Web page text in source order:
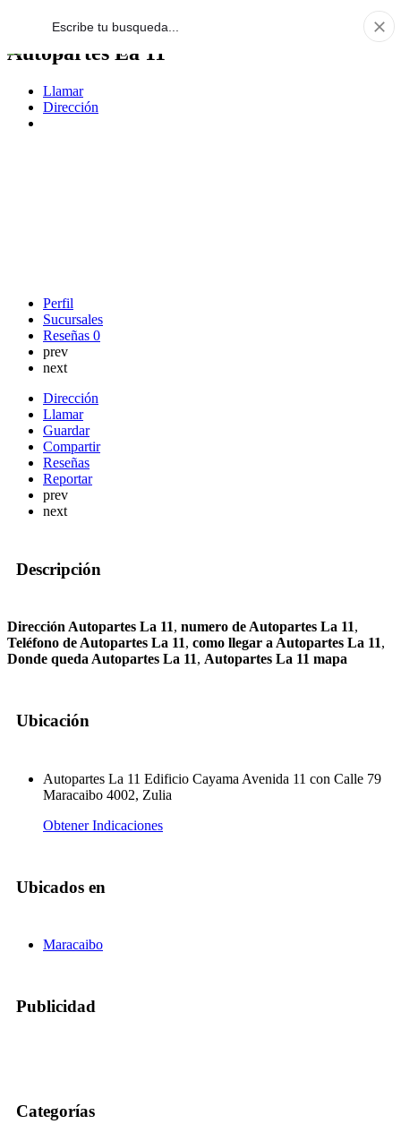
Autopartes La 11
Llamar
Dirección
Perfil
Sucursales
Reseñas 0
prev
next
Dirección
Llamar
Guardar
Compartir
Reseñas
Reportar
prev
next
Descripción
Dirección Autopartes La 11, numero de Autopartes La 11,
Teléfono de Autopartes La 11, como llegar a Autopartes La 11,
Donde queda Autopartes La 11, Autopartes La 11 mapa
Ubicación
Autopartes La 11 Edificio Cayama Avenida 11 con Calle 79
Maracaibo 4002, Zulia
Obtener Indicaciones
Ubicados en
Maracaibo
Publicidad
Categorías